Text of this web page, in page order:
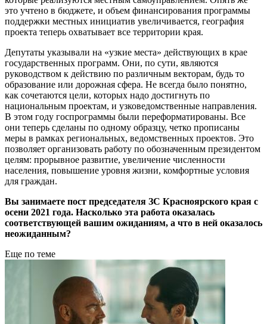
это учтено в бюджете, и объем финансирования программы
поддержки местных инициатив увеличивается, география
проекта теперь охватывает все территории края.
Депутаты указывали на «узкие места» действующих в крае
государственных программ. Они, по сути, являются
руководством к действию по различным векторам, будь то
образование или дорожная сфера. Не всегда было понятно,
как сочетаются цели, которых надо достигнуть по
национальным проектам, и узковедомственные направления.
В этом году госпрограммы были переформатированы. Все
они теперь сделаны по одному образцу, четко прописаны
меры в рамках региональных, ведомственных проектов. Это
позволяет организовать работу по обозначенным президентом
целям: прорывное развитие, увеличение численности
населения, повышение уровня жизни, комфортные условия
для граждан.
Вы занимаете пост председателя ЗС Красноярского края с
осени 2021 года. Насколько эта работа оказалась
соответствующей вашим ожиданиям, а что в ней оказалось
неожиданным?
Еще по теме